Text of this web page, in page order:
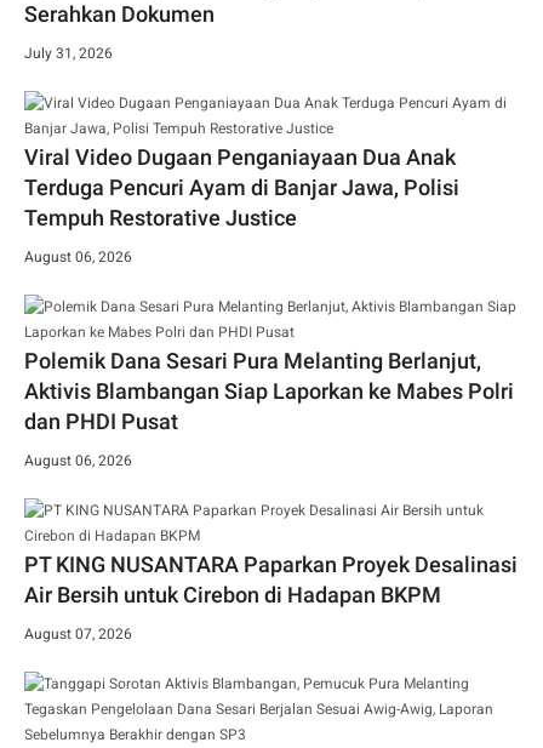
Serahkan Dokumen
July 31, 2026
Viral Video Dugaan Penganiayaan Dua Anak
Terduga Pencuri Ayam di Banjar Jawa, Polisi
Tempuh Restorative Justice
August 06, 2026
Polemik Dana Sesari Pura Melanting Berlanjut,
Aktivis Blambangan Siap Laporkan ke Mabes Polri
dan PHDI Pusat
August 06, 2026
PT KING NUSANTARA Paparkan Proyek Desalinasi
Air Bersih untuk Cirebon di Hadapan BKPM
August 07, 2026